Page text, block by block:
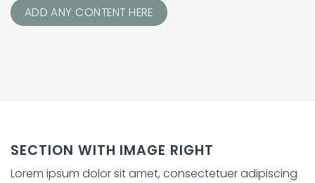
ADD ANY CONTENT HERE
SECTION WITH IMAGE RIGHT
Lorem ipsum dolor sit amet, consectetuer adipiscing